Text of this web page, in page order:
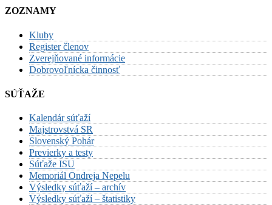
ZOZNAMY
Kluby
Register členov
Zverejňované informácie
Dobrovoľnícka činnosť
SÚŤAŽE
Kalendár súťaží
Majstrovstvá SR
Slovenský Pohár
Previerky a testy
Súťaže ISU
Memoriál Ondreja Nepelu
Výsledky súťaží – archív
Výsledky súťaží – štatistiky